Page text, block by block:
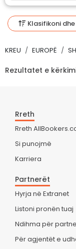
Klasifikoni
KREU EUROPË
Rezultatet e
Rreth
Rreth
Si punojmë
Karriera
Partnerët
Hyrja në Extranet
Listoni pronën tuaj
Ndihma për
Për agjentët e